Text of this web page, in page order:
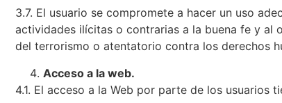
3.7. El usuario se compromete a hacer un uso
actividades ilícitas o contrarias a la buena fe y
del terrorismo o atentatorio contra los derechos
Acceso a la web.
4.1. El acceso a la Web por parte de los usuarios